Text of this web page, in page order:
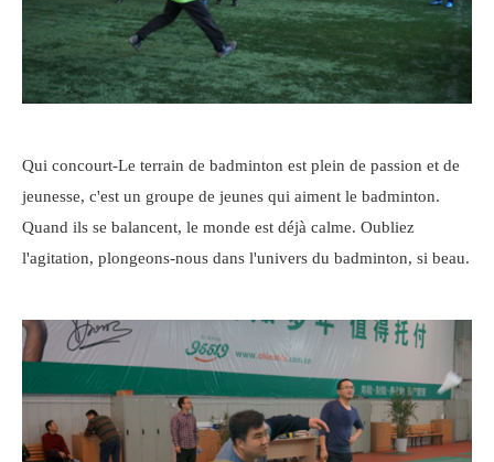
Qui concourt-Le terrain de badminton est plein de passion et de
jeunesse, c'est un groupe de jeunes qui aiment le badminton.
Quand ils se balancent, le monde est déjà calme. Oubliez
l'agitation, plongeons-nous dans l'univers du badminton, si beau.